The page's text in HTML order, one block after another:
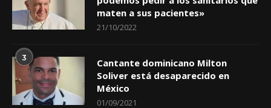
maten a sus pacientes»
21/10/2022
3
Cantante dominicano Milton
Soliver está desaparecido en
México
01/09/2021